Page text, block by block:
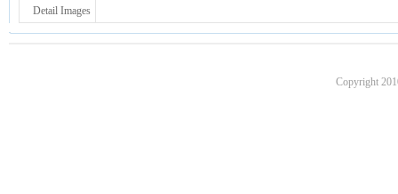
Detail Images
Copyright